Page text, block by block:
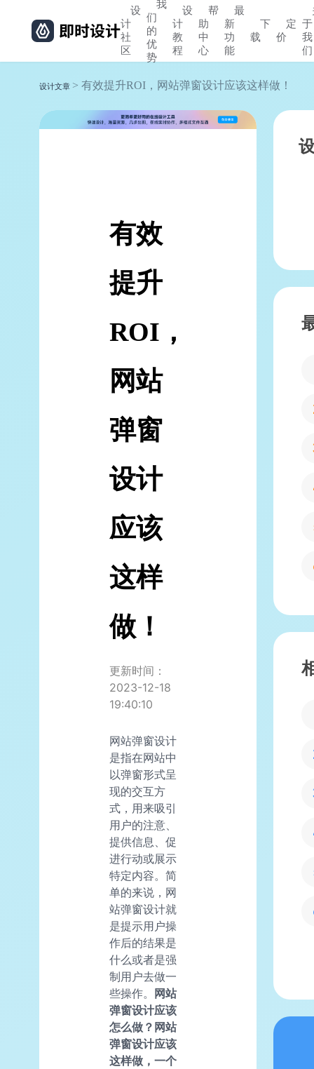
设
计
社
区
我
们
的
优
势
设
计
教
程
帮
助
中
心
最
新
功
能
下
载
定
价
于
我
们
设计文章 > 有效提升ROI，网站弹窗设计应该这样做！
有效
提升
ROI，
网站
弹窗
设计
应该
这样
做！
更新时间：
2023-12-18
19:40:10
网站弹窗设计
是指在网站中
以弹窗形式呈
现的交互方
式，用来吸引
用户的注意、
提供信息、促
进行动或展示
特定内容。简
单的来说，网
站弹窗设计就
是提示用户操
作后的结果是
什么或者是强
制用户去做一
些操作。
网站
弹窗设计应该
怎么做？网站
弹窗设计应该
这样做，一个